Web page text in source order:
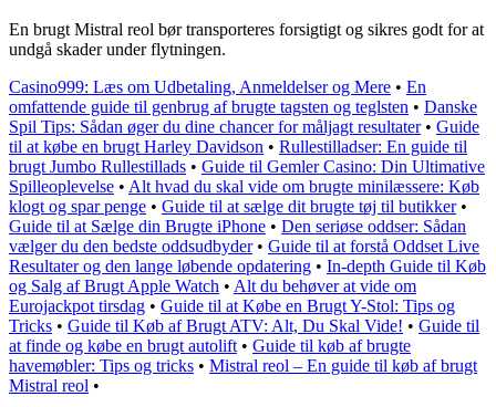
En brugt Mistral reol bør transporteres forsigtigt og sikres godt for at
undgå skader under flytningen.
Casino999: Læs om Udbetaling, Anmeldelser og Mere • En
omfattende guide til genbrug af brugte tagsten og teglsten • Danske
Spil Tips: Sådan øger du dine chancer for måljagt resultater• Guide
til at købe en brugt Harley Davidson • Rullestilladser: En guide til
brugt Jumbo Rullestillads • Guide til Gemler Casino: Din Ultimative
Spilleoplevelse • Alt hvad du skal vide om brugte minilæssere: Køb
klogt og spar penge • Guide til at sælge dit brugte tøj til butikker•
Guide til at Sælge din Brugte iPhone • Den seriøse oddser: Sådan
vælger du den bedste oddsudbyder• Guide til at forstå Oddset Live
Resultater og den lange løbende opdatering • In-depth Guide til Køb
og Salg af Brugt Apple Watch • Alt du behøver at vide om
Eurojackpot tirsdag • Guide til at Købe en Brugt Y-Stol: Tips og
Tricks • Guide til Køb af Brugt ATV: Alt, Du Skal Vide! • Guide til
at finde og købe en brugt autolift • Guide til køb af brugte
havemøbler: Tips og tricks • Mistral reol – En guide til køb af brugt
Mistral reol •